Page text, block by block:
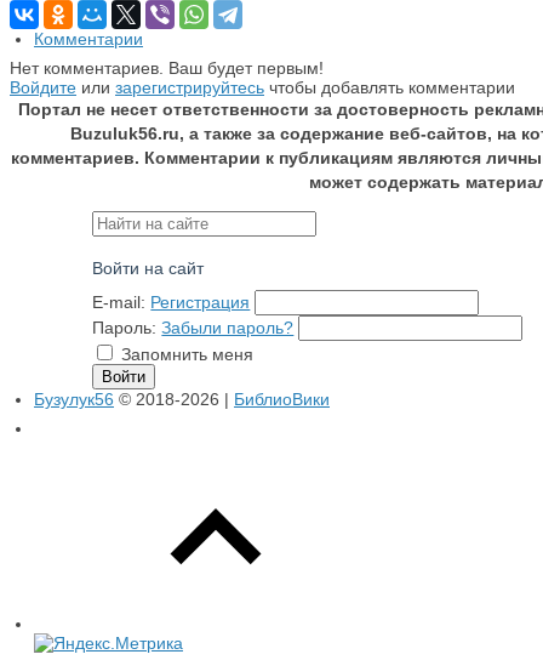
Комментарии
Нет комментариев. Ваш будет первым!
Войдите или зарегистрируйтесь чтобы добавлять комментарии
Портал не несет ответственности за достоверность
Buzuluk56.ru, а также за содержание веб-сайтов, на
комментариев. Комментарии к публикациям являются
может содержать
Войти на сайт
E-mail: Регистрация
Пароль: Забыли пароль?
Запомнить меня
Бузулук56 © 2018-2026 | БиблиоВики